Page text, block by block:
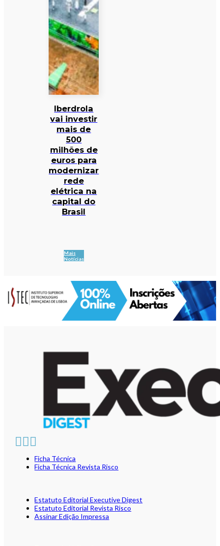
Iberdrola
vai investir
mais de
500
milhões de
euros para
modernizar
rede
elétrica na
capital do
Brasil
Mais
Notícias
Ficha Técnica
Ficha Técnica Revista Risco
Estatuto Editorial Executive Digest
Estatuto Editorial Revista Risco
Assinar Edição Impressa